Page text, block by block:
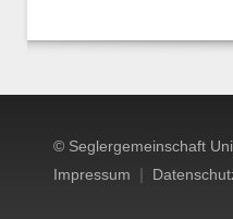
© Seglergemeinschaft
Impressum |